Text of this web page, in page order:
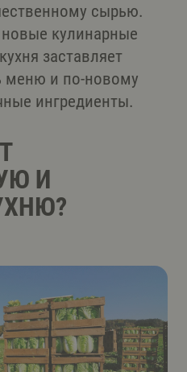
сырью.
кулинарные
заставляет
меню и по-новому
ингредиенты.
И